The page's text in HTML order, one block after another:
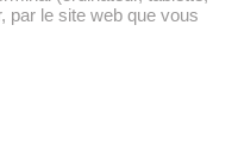
le site web que vous